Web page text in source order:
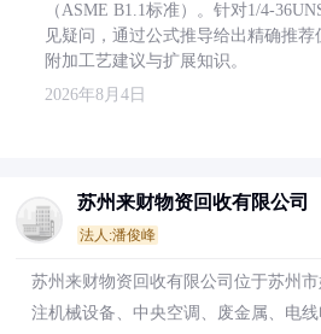
（ASME B1.1标准）。针对1/4-
见疑问，通过公式推导给出精确推
附加工艺建议与扩展知识。
2026年8月4日
苏州来财物资回收有限公司
法人:潘俊峰
苏州来财物资回收有限公司位于苏州
注机械设备、中央空调、废金属、电